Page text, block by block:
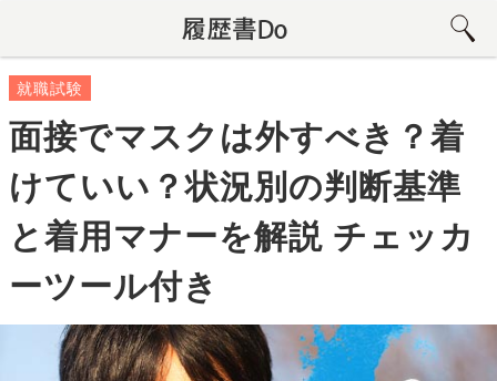
就職試験
面接でマスクは外すべき？着
けていい？状況別の判断基準
と着用マナーを解説 チェッカ
ーツール付き